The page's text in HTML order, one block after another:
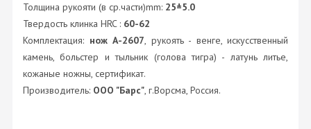
Толщина рукояти (в ср.части)mm: 25±5.0
Твердость клинка HRC : 60-62
Комплектация: нож А-2607, рукоять - венге, искусственный
камень, больстер и тыльник (голова тигра) - латунь литье,
кожаные ножны, сертификат.
Производитель: ООО "Барс", г.Ворсма, Россия.